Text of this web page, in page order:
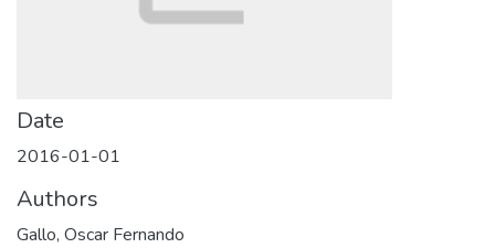
Date
2016-01-01
Authors
Gallo, Oscar Fernando